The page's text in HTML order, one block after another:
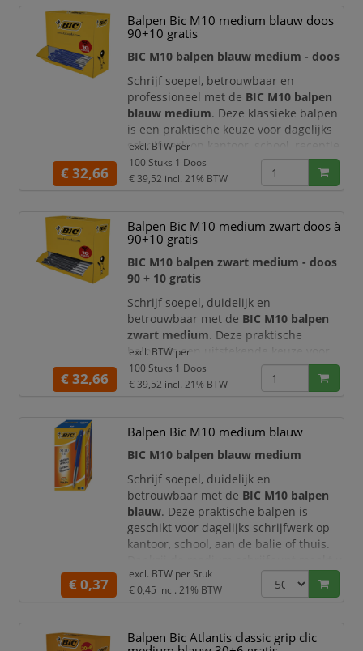
verslagen en alledaags schrijfwerk.
De BIC M10 is voorzien van e
Balpen Bic M10 medium blauw doos
90+10 gratis
BIC M10 balpen blauw medium - doos
Schrijf soepel, betrouwbaar en
professioneel met de BIC M10 balpen
blauw medium. Deze klassieke balpen
is een praktische keuze voor dagelijks
schrijfwerk op kantoor, school, receptie
of thuis. Dankzij de medium
schrijfpunt schrijft u comfortabel en
administratieve documenten.
De blauwe inkt zorgt voor goed
leesbare tekst en een verz
€ 32,66
excl. BTW per
100 Stuks 1 Doos
€ 39,52 incl. 21% BTW
Balpen Bic M10 medium zwart doos à
90+10 gratis
BIC M10 balpen zwart medium - doos
90 + 10 gratis
Schrijf soepel, duidelijk en
betrouwbaar met de BIC M10 balpen
zwart medium. Deze praktische
balpen is een uitstekende keuze voor
dagelijks schrijfwerk op kantoor, school,
receptie, balie of thuis. Dankzij de
leesbare notities, formulieren, agenda-
aantekeningen en administratieve
documenten.
Deze voordeeldoos bevat90 bal
€ 32,66
excl. BTW per
100 Stuks 1 Doos
€ 39,52 incl. 21% BTW
Balpen Bic M10 medium blauw
BIC M10 balpen blauw medium
Schrijf soepel, duidelijk en
betrouwbaar met de BIC M10 balpen
blauw. Deze praktische balpen is
geschikt voor dagelijks schrijfwerk op
kantoor, school, aan de balie of thuis.
nette en goed leesbare notities,
formulieren, agenda-aantekeningen en
De blauwe inkt geeft uw schrijfwerk
€ 0,37
excl. BTW per Stuk
€ 0,45 incl. 21% BTW
Balpen Bic Atlantis classic grip clic